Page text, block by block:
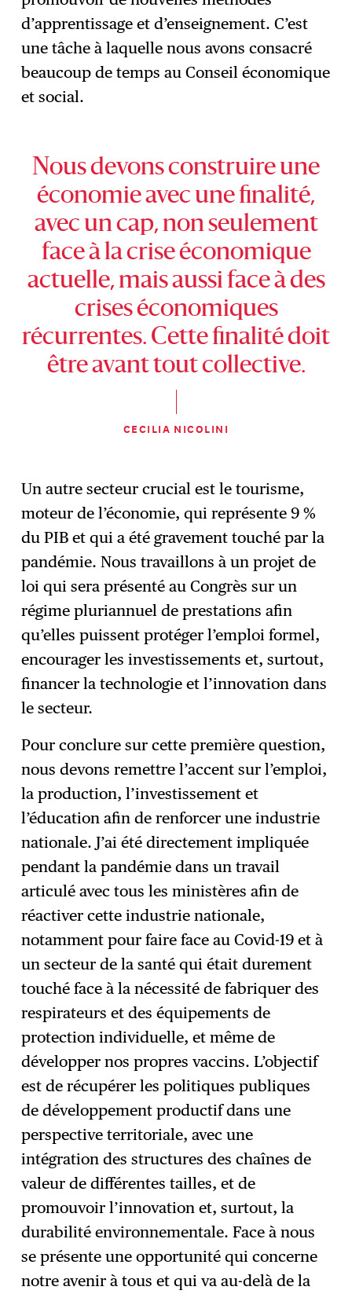
d’apprentissage et d’enseignement. C’est
une tâche à laquelle nous avons consacré
beaucoup de temps au Conseil économique
et social.
Nous devons construire une
économie avec une finalité,
avec un cap, non seulement
face à la crise économique
actuelle, mais aussi face à des
crises économiques
récurrentes. Cette finalité doit
être avant tout collective.
CECILIA NICOLINI
Un autre secteur crucial est le tourisme,
moteur de l’économie, qui représente 9 %
du PIB et qui a été gravement touché par la
pandémie. Nous travaillons à un projet de
loi qui sera présenté au Congrès sur un
régime pluriannuel de prestations afin
qu’elles puissent protéger l’emploi formel,
encourager les investissements et, surtout,
financer la technologie et l’innovation dans
le secteur.
Pour conclure sur cette première question,
nous devons remettre l’accent sur l’emploi,
la production, l’investissement et
l’éducation afin de renforcer une industrie
nationale. J’ai été directement impliquée
pendant la pandémie dans un travail
articulé avec tous les ministères afin de
réactiver cette industrie nationale,
notamment pour faire face au Covid-19 et à
un secteur de la santé qui était durement
touché face à la nécessité de fabriquer des
respirateurs et des équipements de
protection individuelle, et même de
développer nos propres vaccins. L’objectif
est de récupérer les politiques publiques
de développement productif dans une
perspective territoriale, avec une
intégration des structures des chaînes de
valeur de différentes tailles, et de
promouvoir l’innovation et, surtout, la
durabilité environnementale. Face à nous
se présente une opportunité qui concerne
notre avenir à tous et qui va au-delà de la